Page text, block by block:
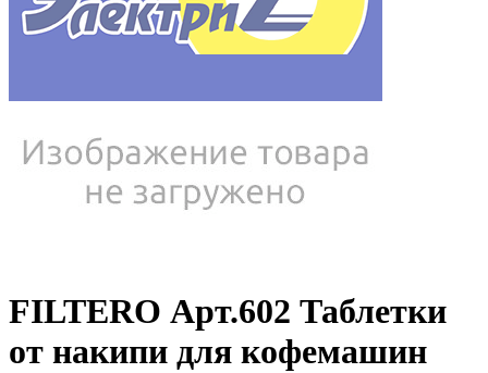
FILTERO Арт.602 Таблетки
от накипи для кофемашин